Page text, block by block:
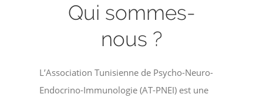
Qui sommes-
nous ?
L’Association Tunisienne de Psycho-Neuro-
Endocrino-Immunologie (AT-PNEI) est une